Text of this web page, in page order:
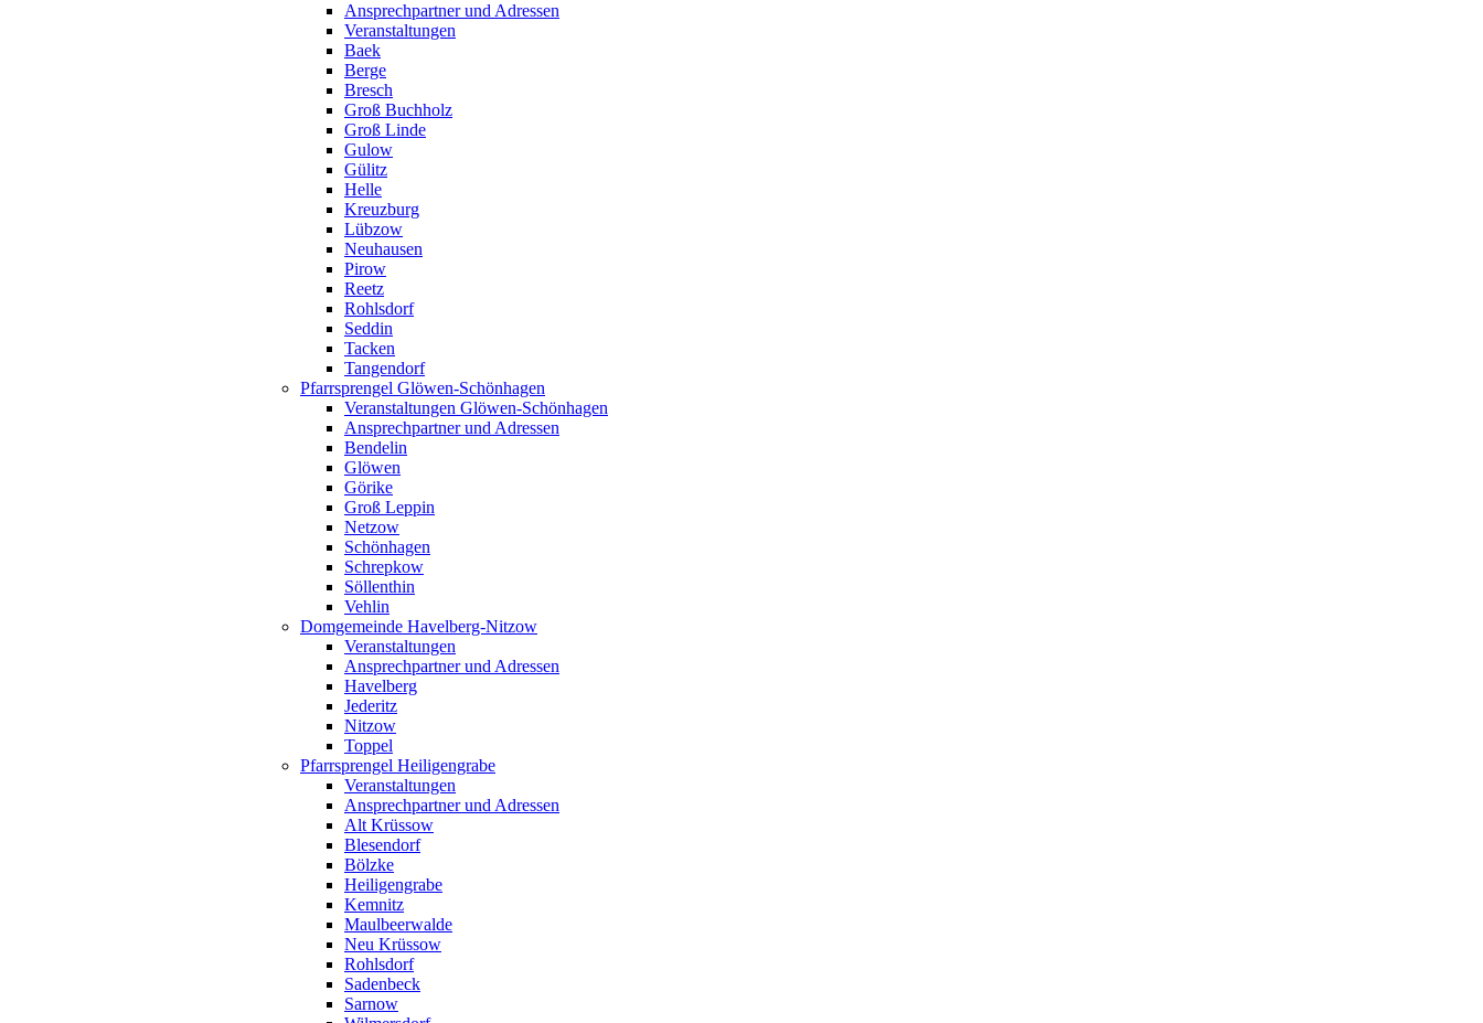
Ansprechpartner und Adressen
Veranstaltungen
Baek
Berge
Bresch
Groß Buchholz
Groß Linde
Gulow
Gülitz
Helle
Kreuzburg
Lübzow
Neuhausen
Pirow
Reetz
Rohlsdorf
Seddin
Tacken
Tangendorf
Pfarrsprengel Glöwen-Schönhagen
Veranstaltungen Glöwen-Schönhagen
Ansprechpartner und Adressen
Bendelin
Glöwen
Görike
Groß Leppin
Netzow
Schönhagen
Schrepkow
Söllenthin
Vehlin
Domgemeinde Havelberg-Nitzow
Veranstaltungen
Ansprechpartner und Adressen
Havelberg
Jederitz
Nitzow
Toppel
Pfarrsprengel Heiligengrabe
Veranstaltungen
Ansprechpartner und Adressen
Alt Krüssow
Blesendorf
Bölzke
Heiligengrabe
Kemnitz
Maulbeerwalde
Neu Krüssow
Rohlsdorf
Sadenbeck
Sarnow